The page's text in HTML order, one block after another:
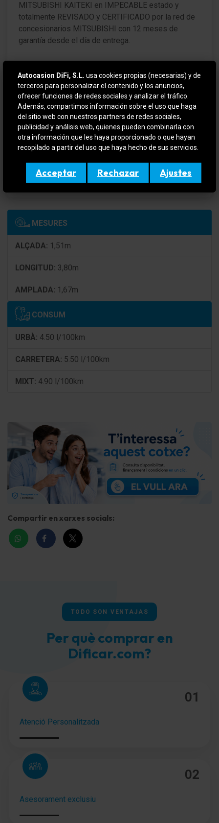
Montante B negro
Spoiler del techo con 3. Luces de freno
Lunas detrás tintadas
Lunas atérmicas tintado
Luna trasera calefactable(s)
Luna trasera tintadas
Sistema de audio: Radio con CD y MP3
4 Altavoces
Dispositivo manos libres Bluetooth
USB-Audio-Interfaz
Indicador temperatura interior/exterior
Sistema de navegación
Sistema control presión neumáticos
Control de crucero (Tempomat)
Sistema de airbag para la cabeza detrás
Airbag lateral delante
Airbag acompañante Desconectable
consola central con Guantera
Climatizador automático
Asiento delante derecha regulable en altura
Función-asiento-cama, Asientos delante
Equipamiento asientos: 5 asientos
Sistema de encendido y apagado Smart Key
MITSUBISHI KAITEKI en IMPECABLE estado y
totalmente REVISADO y CERTIFICADO por la red de
concesionarios MITSUBISHI con 12 meses de
garantía desde el día de entrega.
VEHICULO EN OFERTA SI SE FINANCIA
Para más información contactar por teléfono o e-mail
o si quiere verlo y probarlo sin compromiso en (
DIFIMOLINS / DIFIGIRONA ). Amplio stock en
constante renovación, aceptamos su vehículo como
forma de pago.
errores, se muestra a titulo informativo y no
contractual.
MESURES
ALÇADA: 1,51m
LONGITUD: 3,80m
AMPLADA: 1,67m
CONSUM
URBÀ: 4.50 l/100km
CARRETERA: 5.50 l/100km
MIXT: 4.90 l/100km
Compartir en xarxes socials:
TODO SON VENTAJAS
Per què comprar en
Dificar.com?
01
Atenció Personalitzada
02
Asesorament exclusiu
Autocasion DiFi, S.L. usa cookies propias (necesarias) y de
terceros para personalizar el contenido y los anuncios,
ofrecer funciones de redes sociales y analizar el tráfico.
Además, compartimos información sobre el uso que haga
del sitio web con nuestros partners de redes sociales,
publicidad y análisis web, quienes pueden combinarla con
otra información que les haya proporcionado o que hayan
recopilado a partir del uso que haya hecho de sus servicios.
Acceptar Rechazar Ajustes